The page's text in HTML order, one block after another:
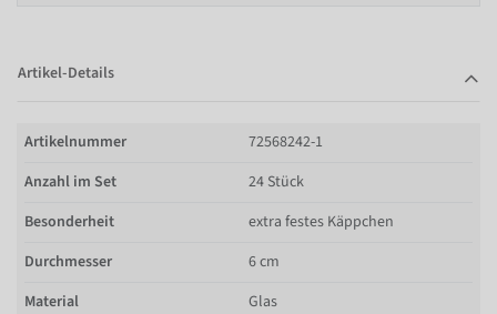
Artikel-Details
Artikelnummer
72568242-1
Anzahl im Set
24 Stück
Besonderheit
extra festes Käppchen
Durchmesser
6 cm
Material
Glas